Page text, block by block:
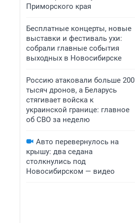
Приморского края
Бесплатные концерты, новые
выставки и фестиваль ухи:
собрали главные события
выходных в Новосибирске
Россию атаковали больше 200
тысяч дронов, а Беларусь
стягивает войска к
украинской границе: главное
об СВО за неделю
Авто перевернулось на
крышу: два седана
столкнулись под
Новосибирском — видео